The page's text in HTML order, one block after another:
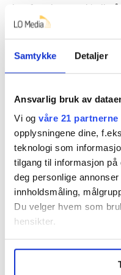
Samtykke Detaljer
Ansvarlig bruk av
Vi og våre 21 partnerne
opplysningene dine,
teknologi som
tilgang til informasjon
deg personlige
innholdsmåling,
Du velger hvem som
hensikter.
Undermer infokan du
data behandles og
har for eksempel i alle
samarbeid med
lenge med økonomisk
ble avviklet i år 2000.
7. Er det
mellom LO og
Det eksisterer et
land, men hvor
varierer. I Norden er
sterkest i Norge og
Arbeiderpartiet og
de formelle båndene
brutt tidlig på 2000-